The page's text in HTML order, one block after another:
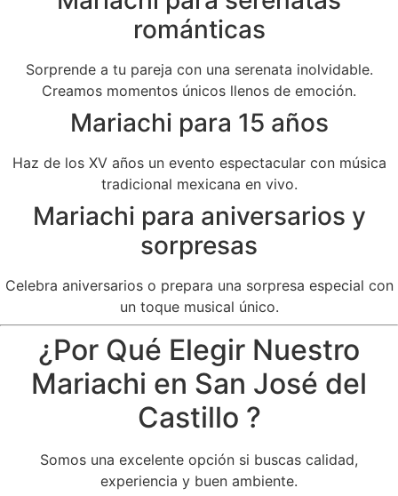
románticas
Sorprende a tu pareja con una serenata inolvidable.
Creamos momentos únicos llenos de emoción.
Mariachi para 15 años
Haz de los XV años un evento espectacular con música
tradicional mexicana en vivo.
Mariachi para aniversarios y
sorpresas
Celebra aniversarios o prepara una sorpresa especial con
un toque musical único.
¿Por Qué Elegir Nuestro
Mariachi en San José del
Castillo ?
Somos una excelente opción si buscas calidad,
experiencia y buen ambiente.